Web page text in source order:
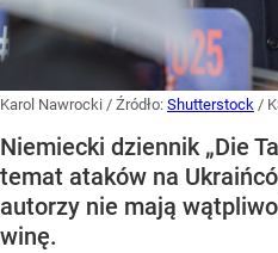
Karol Nawrocki / Źródło: Shutterstock /
Niemiecki dziennik „Die
temat ataków na
autorzy nie mają
winę.